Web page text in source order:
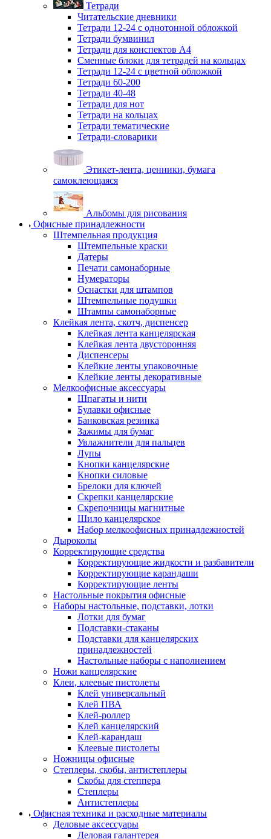
Тетради
Читательские дневники
Тетради 12-24 с однотонной обложкой
Тетради бумвинил
Тетради для конспектов А4
Сменные блоки для тетрадей на кольцах
Тетради 12-24 с цветной обложкой
Тетради 60-200
Тетради 40-48
Тетради для нот
Тетради на кольцах
Тетради тематические
Тетради-словарики
Этикет-лента, ценники, бумага
самоклеющаяся
Альбомы для рисования
Офисные принадлежности
Штемпельная продукция
Штемпельные краски
Датеры
Печати самонаборные
Нумераторы
Оснастки для штампов
Штемпельные подушки
Штампы самонаборные
Клейкая лента, скотч, диспенсер
Клейкая лента канцелярская
Клейкая лента двусторонняя
Диспенсеры
Клейкие ленты упаковочные
Клейкие ленты декоративные
Мелкоофисные аксессуары
Шпагаты и нити
Булавки офисные
Банковская резинка
Зажимы для бумаг
Увлажнители для пальцев
Лупы
Кнопки канцелярские
Кнопки силовые
Брелоки для ключей
Скрепки канцелярские
Скрепочницы магнитные
Шило канцелярское
Набор мелкоофисных принадлежностей
Дыроколы
Корректирующие средства
Корректирующие жидкости и разбавители
Корректирующие карандаши
Корректирующие ленты
Настольные покрытия офисные
Наборы настольные, подставки, лотки
Лотки для бумаг
Подставки-стаканы
Подставки для канцелярских
принадлежностей
Настольные наборы с наполнением
Ножи канцелярские
Клеи, клеевые пистолеты
Клей универсальный
Клей ПВА
Клей-роллер
Клей канцелярский
Клей-карандаш
Клеевые пистолеты
Ножницы офисные
Степлеры, скобы, антистеплеры
Скобы для степпера
Степлеры
Антистеплеры
Офисная техника и расходные материалы
Деловые аксессуары
Деловая галантерея